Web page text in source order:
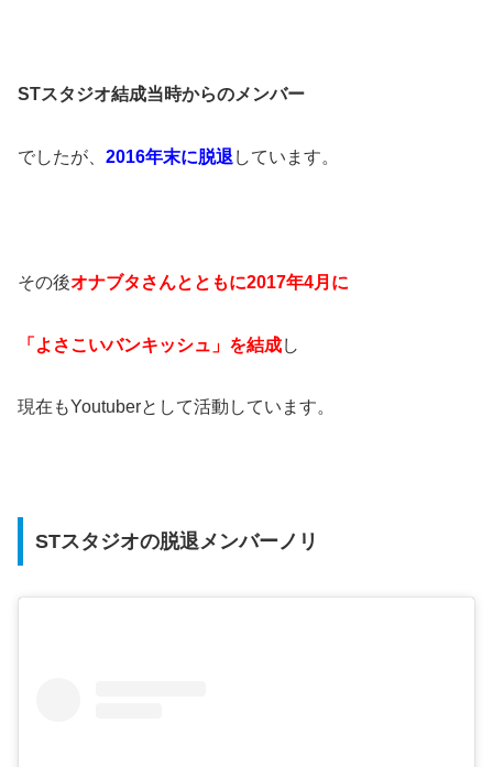
STスタジオ結成当時からのメンバー
でしたが、 2016年末に脱退 しています。
その後オナブタさんとともに2017年4月に
「よさこいバンキッシュ」を結成し
現在もYoutuberとして活動しています。
STスタジオの脱退メンバーノリ